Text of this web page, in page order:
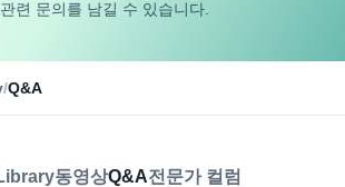
련 문의를 남길 수 있습니다.
/Q&A
동영상Q&A전문가 컬럼